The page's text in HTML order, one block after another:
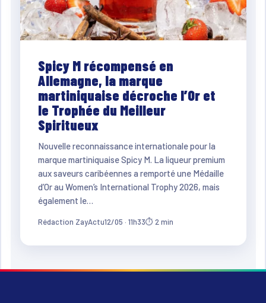
Spicy M récompensé en
Allemagne, la marque
martiniquaise décroche l’Or et
le Trophée du Meilleur
Spiritueux
Nouvelle reconnaissance internationale pour la
marque martiniquaise Spicy M. La liqueur premium
aux saveurs caribéennes a remporté une Médaille
d’Or au Women’s International Trophy 2026, mais
également le…
Rédaction ZayActu12/05 · 11h33⏱ 2 min